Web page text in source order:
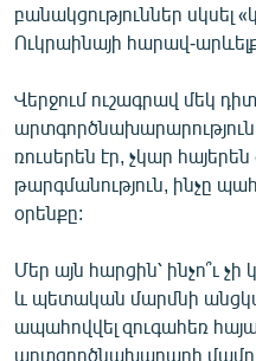
բանակցություններ սկսել
Ուկրաինայի հարավ-
Վերջում ուշագրավ մեկ
ռուսերեն էր, չկար
թարգմանություն, ինչը
օրենքը:
Մեր այն հարցին՝ ինչո՞ւ
և պետական մարմնի
ապահովվել զուգահեռ
արտգործնախարարի